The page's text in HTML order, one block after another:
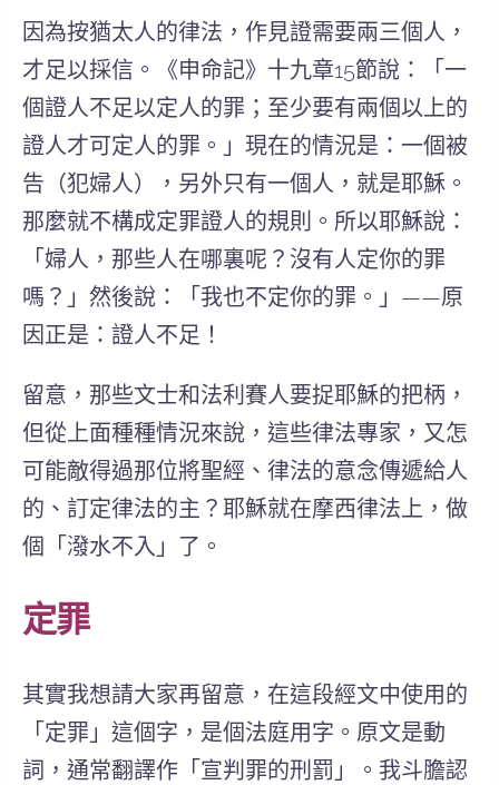
因為按猶太人的律法，作見證需要兩三個人，
才足以採信。《申命記》十九章15節說：「一
個證人不足以定人的罪；至少要有兩個以上的
證人才可定人的罪。」現在的情況是：一個被
告（犯婦人），另外只有一個人，就是耶穌。
那麼就不構成定罪證人的規則。所以耶穌說：
「婦人，那些人在哪裏呢？沒有人定你的罪
嗎？」然後說：「我也不定你的罪。」——原
因正是： 證人不足 ！
留意，那些文士和法利賽人要捉耶穌的把柄，
但從上面種種情況來說，這些律法專家，又怎
可能敵得過那位將聖經、律法的意念傳遞給人
的、訂定律法的主？耶穌就在摩西律法上，做
個「潑水不入」了。
定罪
其實我想請大家再留意，在這段經文中使用的
「定罪」這個字，是個法庭用字。原文是動
詞，通常翻譯作「宣判罪的刑罰」。我斗膽認